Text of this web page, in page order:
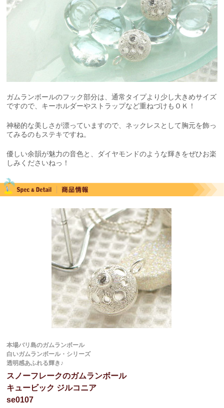
ガムランボールのフック部分は、通常タイプより少し大きめサイズ
ですので、キーホルダーやストラップなど重ねづけもＯＫ！
神秘的な美しさが漂っていますので、ネックレスとして胸元を飾っ
てみるのもステキですね。
優しい余韻が魅力の音色と、ダイヤモンドのような輝きをぜひお楽
しみくださいねっ！
本場バリ島のガムランボール
白いガムランボール・シリーズ
透明感あふれる輝き♪
スノーフレークのガムランボール
キュービック ジルコニア
se0107